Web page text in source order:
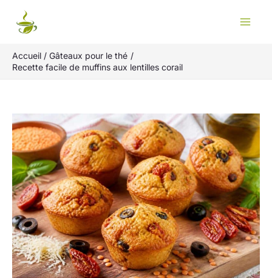
Accueil
Gâteaux pour le thé
Recette facile de muffins aux lentilles corail